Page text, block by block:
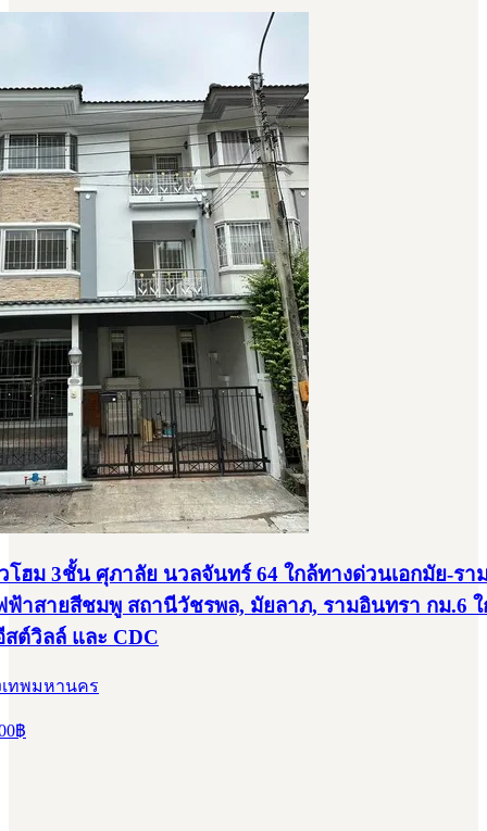
โฮม 3ชั้น ศุภาลัย นวลจันทร์ 64 ใกล้ทางด่วนเอกมัย-รา
ฟ้าสายสีชมพู สถานีวัชรพล, มัยลาภ, รามอินทรา กม.6 ใ
สต์วิลล์ และ CDC
เทพมหานคร
฿